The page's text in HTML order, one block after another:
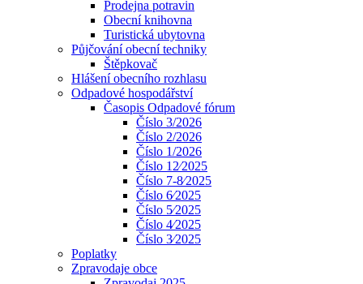
Prodejna potravin
Obecní knihovna
Turistická ubytovna
Půjčování obecní techniky
Štěpkovač
Hlášení obecního rozhlasu
Odpadové hospodářství
Časopis Odpadové fórum
Číslo 3/2026
Číslo 2/2026
Číslo 1/2026
Číslo 12⁄2025
Číslo 7-8⁄2025
Číslo 6⁄2025
Číslo 5⁄2025
Číslo 4⁄2025
Číslo 3⁄2025
Poplatky
Zpravodaje obce